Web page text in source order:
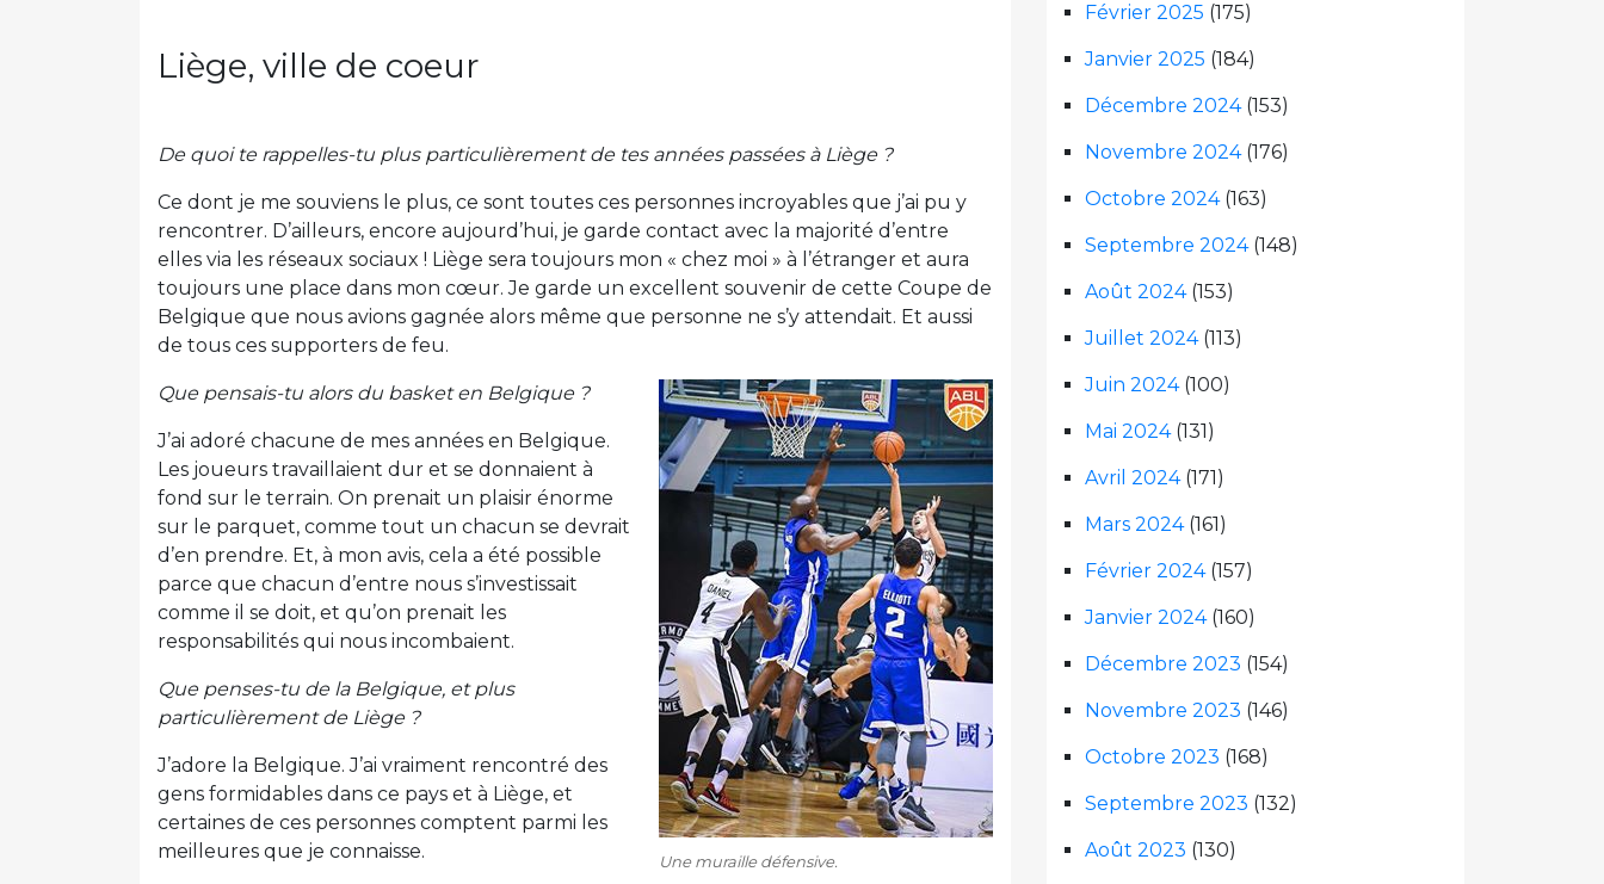
Liège, ville de coeur
De quoi te rappelles-tu plus particulièrement de tes années passées à Liège ?
Ce dont je me souviens le plus, ce sont toutes ces personnes incroyables que j’ai pu y
rencontrer. D’ailleurs, encore aujourd’hui, je garde contact avec la majorité d’entre
elles via les réseaux sociaux ! Liège sera toujours mon « chez moi » à l’étranger et aura
toujours une place dans mon cœur. Je garde un excellent souvenir de cette Coupe de
Belgique que nous avions gagnée alors même que personne ne s’y attendait. Et aussi
de tous ces supporters de feu.
Une muraille défensive.
Que pensais-tu alors du basket en Belgique ?
J’ai adoré chacune de mes années en Belgique.
Les joueurs travaillaient dur et se donnaient à
fond sur le terrain. On prenait un plaisir énorme
sur le parquet, comme tout un chacun se devrait
d’en prendre. Et, à mon avis, cela a été possible
parce que chacun d’entre nous s’investissait
comme il se doit, et qu’on prenait les
responsabilités qui nous incombaient.
Que penses-tu de la Belgique, et plus
particulièrement de Liège ?
J’adore la Belgique. J’ai vraiment rencontré des
gens formidables dans ce pays et à Liège, et
certaines de ces personnes comptent parmi les
meilleures que je connaisse.
Février 2025 (175)
Janvier 2025 (184)
Décembre 2024(153)
Novembre 2024(176)
Octobre 2024(163)
Septembre 2024(148)
Août 2024(153)
Juillet 2024(113)
Juin 2024(100)
Mai 2024(131)
Avril 2024(171)
Mars 2024(161)
Février 2024(157)
Janvier 2024(160)
Décembre 2023 (154)
Novembre 2023 (146)
Octobre 2023 (168)
Septembre 2023 (132)
Août 2023 (130)